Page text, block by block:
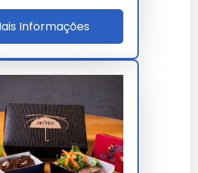
Informações